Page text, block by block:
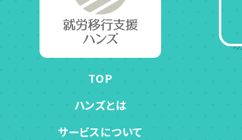
TOP
ハンズとは
サービスについて